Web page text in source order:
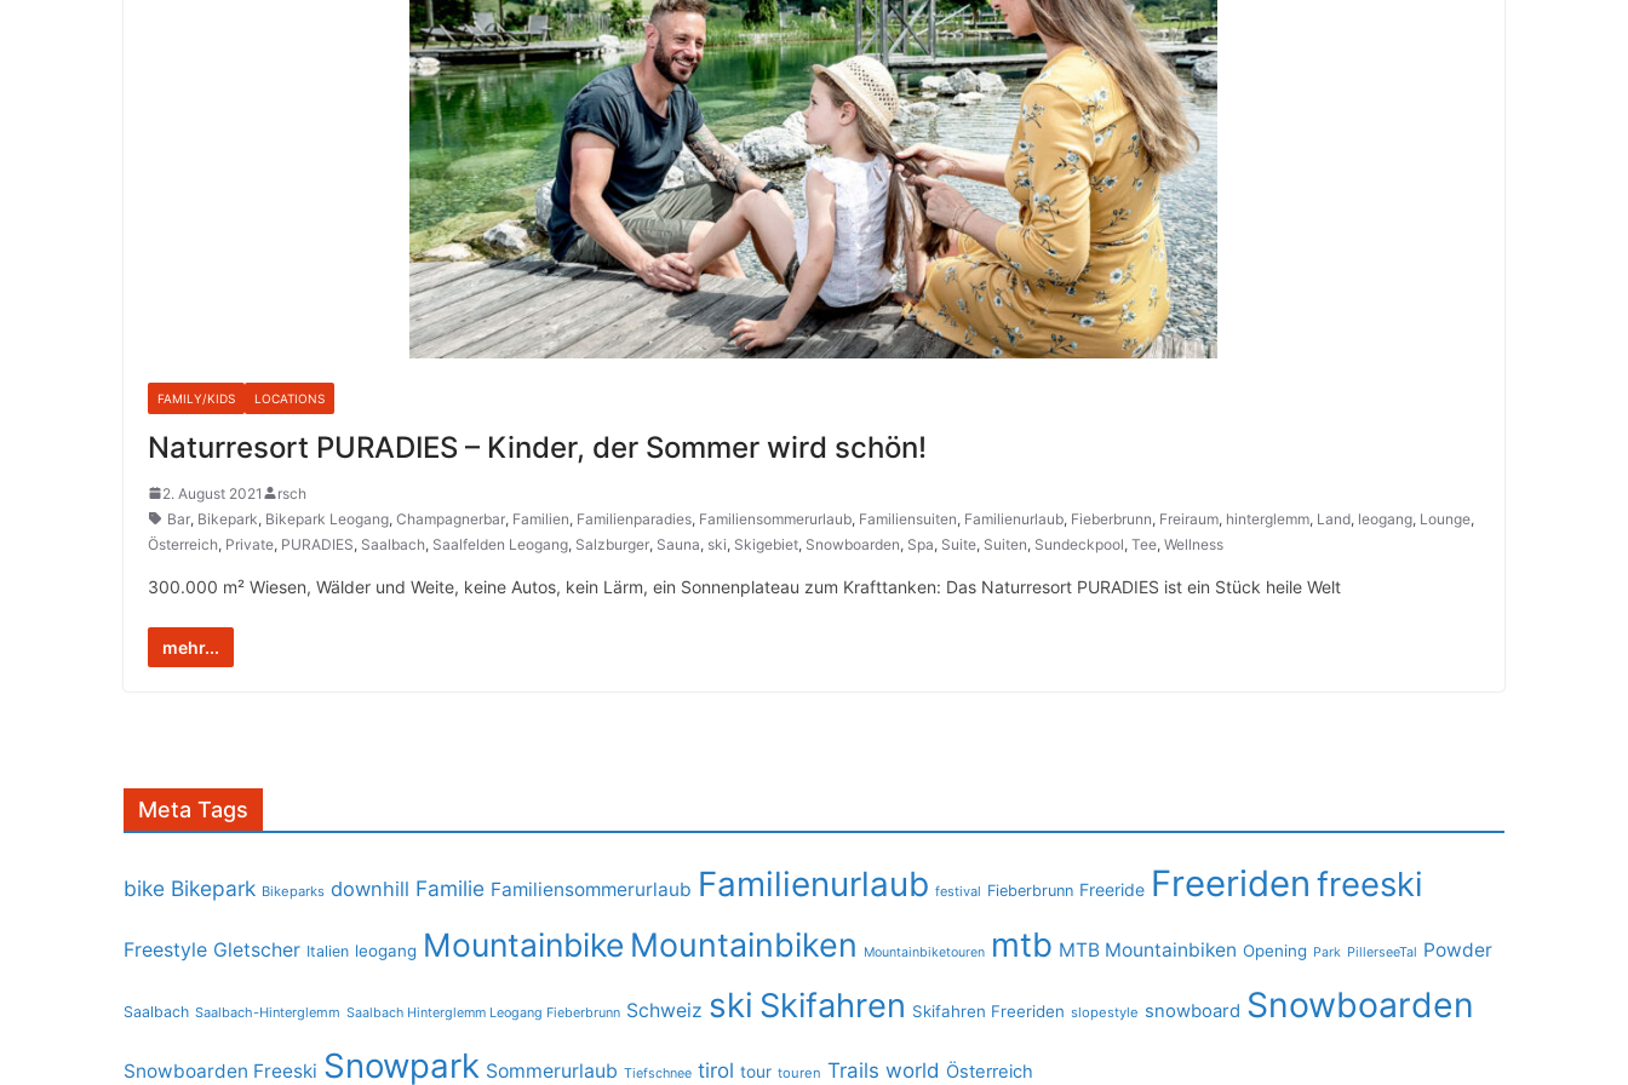
FAMILY/KIDS LOCATIONS
Naturresort PURADIES – Kinder, der Sommer wird schön!
2. August 2021
rsch
Bar, Bikepark, Bikepark Leogang, Champagnerbar, Familien, Familienparadies, Familiensommerurlaub, Familiensuiten, Familienurlaub, Fieberbrunn, Freiraum, hinterglemm, Land, leogang, Lounge,
Österreich, Private, PURADIES, Saalbach, Saalfelden Leogang, Salzburger, Sauna, ski, Skigebiet, Snowboarden, Spa, Suite, Suiten, Sundeckpool, Tee, Wellness
300.000 m² Wiesen, Wälder und Weite, keine Autos, kein Lärm, ein Sonnenplateau zum Krafttanken: Das Naturresort PURADIES ist ein Stück heile Welt
mehr...
Meta Tags
bike Bikepark Bikeparks downhill Familie Familiensommerurlaub Familienurlaub festival Fieberbrunn Freeride Freeriden freeski
Freestyle Gletscher Italien leogang Mountainbike Mountainbiken Mountainbiketouren mtb MTB Mountainbiken Opening Park PillerseeTal Powder
Saalbach Saalbach-Hinterglemm Saalbach Hinterglemm Leogang Fieberbrunn Schweiz ski Skifahren Skifahren Freeriden slopestyle snowboard Snowboarden
Snowboarden Freeski Snowpark Sommerurlaub Tiefschnee tirol tour touren Trails world Österreich